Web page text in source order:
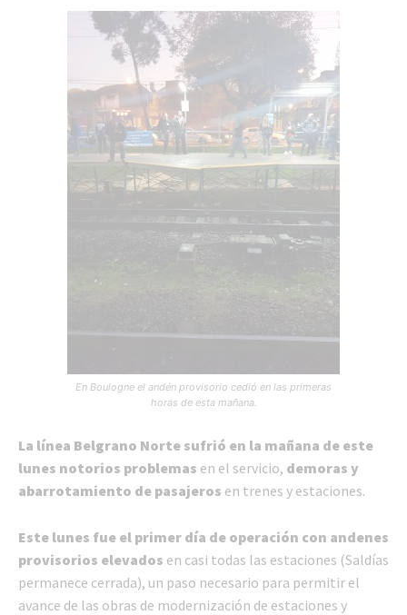
En Boulogne el andén provisorio cedió en las primeras
horas de esta mañana.
La línea Belgrano Norte sufrió en la mañana de este
lunes notorios problemas en el servicio, demoras y
abarrotamiento de pasajeros en trenes y estaciones.
Este lunes fue el primer día de operación con andenes
provisorios elevados en casi todas las estaciones (Saldías
permanece cerrada), un paso necesario para permitir el
avance de las obras de modernización de estaciones y